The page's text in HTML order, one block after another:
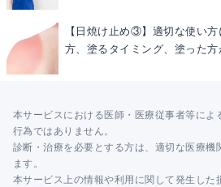
【日焼け止め③】適切な使い
方、塗るタイミング、塗った
本サービスにおける医師・医療従事者等によ
行為ではありません。
診断・治療を必要とする方は、適切な医療機
ます。
本サービス上の情報や利用に関して発生した